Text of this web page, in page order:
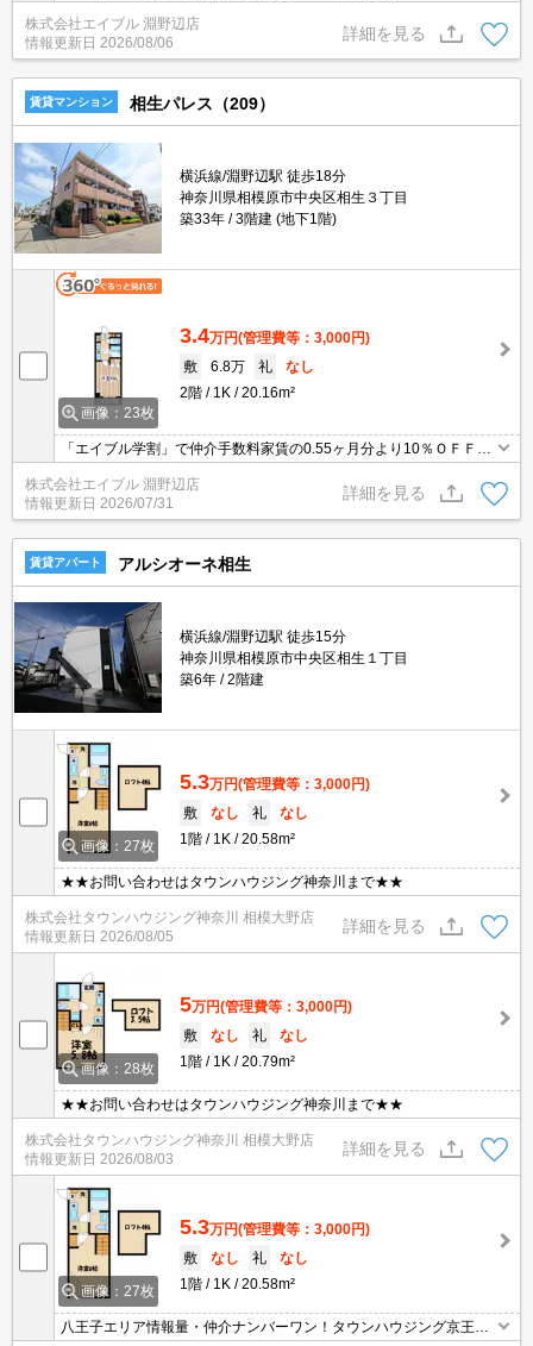
Vモニター付インターホン。駐輪場有。事務手数料2,640円。
株式会社エイブル 淵野辺店
情報更新日 2026/08/06
詳細を見る
賃貸マンション 相生パレス（209）
横浜線/淵野辺駅 徒歩18分
神奈川県相模原市中央区相生３丁目
築33年
3階建 (地下1階)
画像：23枚
3.4万円(管理費等：3,000円)
敷
6.8万 礼
なし
2階
1K 20.16m²
「エイブル学割」で仲介手数料家賃の0.55ヶ月分より10％ＯＦＦ。
人気のオートロック付マンション。契約締結後3ヶ月、家賃半額。T
Vモニター付インターホン。駐輪場有。事務手数料2,640円。
株式会社エイブル 淵野辺店
情報更新日 2026/07/31
詳細を見る
賃貸アパート アルシオーネ相生
横浜線/淵野辺駅 徒歩15分
神奈川県相模原市中央区相生１丁目
築6年
2階建
画像：27枚
5.3万円(管理費等：3,000円)
敷
なし 礼
なし
1階
1K 20.58m²
★★お問い合わせはタウンハウジング神奈川まで★★
株式会社タウンハウジング神奈川 相模大野店
情報更新日 2026/08/05
詳細を見る
画像：28枚
5万円(管理費等：3,000円)
敷
なし 礼
なし
1階
1K 20.79m²
★★お問い合わせはタウンハウジング神奈川まで★★
株式会社タウンハウジング神奈川 相模大野店
情報更新日 2026/08/03
詳細を見る
画像：27枚
5.3万円(管理費等：3,000円)
敷
なし 礼
なし
1階
1K 20.58m²
八王子エリア情報量・仲介ナンバーワン！タウンハウジング京王八